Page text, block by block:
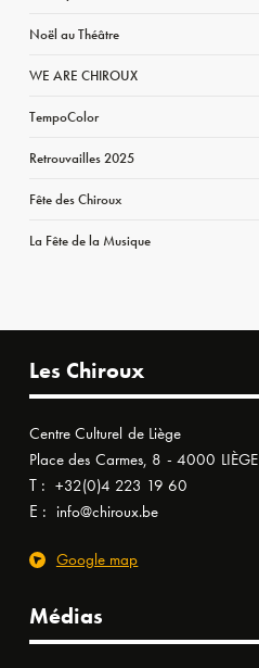
Noël au Théâtre
WE ARE CHIROUX
TempoColor
Retrouvailles 2025
Fête des Chiroux
La Fête de la Musique
Les Chiroux
Centre Culturel de Liège
Place des Carmes, 8 - 4000 LIÈGE
T : +32(0)4 223 19 60
E : info@chiroux.be
Google map
Médias